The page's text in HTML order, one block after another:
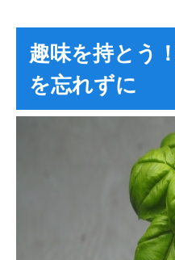
趣味を持とう
を忘れずに